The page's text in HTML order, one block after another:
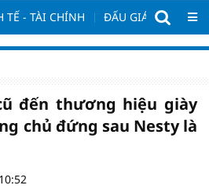
TẾ - TÀI CHÍNH ĐẤU GIÁ - ĐẤU
đến thương hiệu giày
chủ đứng sau Nesty là